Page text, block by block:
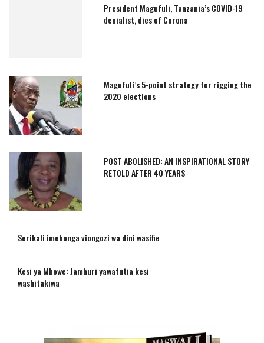
President Magufuli, Tanzania’s COVID-19
denialist, dies of Corona
Magufuli’s 5-point strategy for rigging the
2020 elections
POST ABOLISHED: AN INSPIRATIONAL STORY
RETOLD AFTER 40 YEARS
Serikali imehonga viongozi wa dini wasifie
Kesi ya Mbowe: Jamhuri yawafutia kesi
washitakiwa